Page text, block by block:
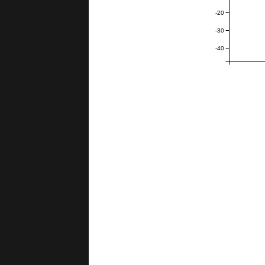
-40
-30
-20